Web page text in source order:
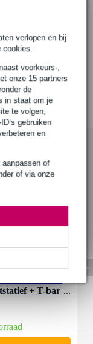
verlopen en bij
voorkeurs-,
onze 15 partners
de
in staat om je
te volgen,
gebruiken
en
of
of via onze
+ T-bar